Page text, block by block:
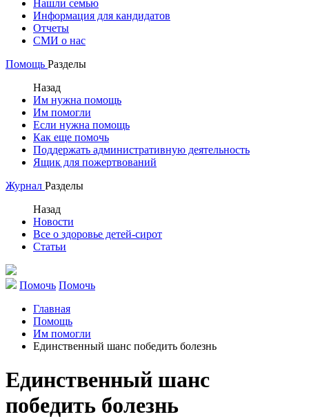
Нашли семью
Информация для кандидатов
Отчеты
СМИ о нас
Помощь Разделы
Назад
Им нужна помощь
Им помогли
Если нужна помощь
Как еще помочь
Поддержать административную деятельность
Ящик для пожертвований
Журнал Разделы
Назад
Новости
Все о здоровье детей-сирот
Статьи
Помочь Помочь
Главная
Помощь
Им помогли
Единственный шанс победить болезнь
Единственный шанс
победить болезнь